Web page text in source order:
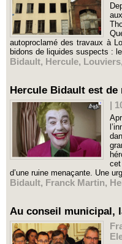
autoproclamé des travaux à
bidons de liquides suspects :
Bidault, Hercule, Louviers,
Hercule Bidault est de
|
d’une ruine menaçante. Une
Bidault, Franck Martin,
Au conseil municipal,